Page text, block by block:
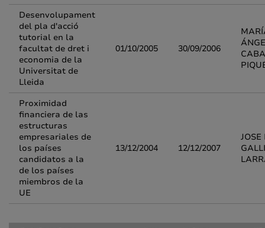
Desenvolupament
del pla d'acció
tutorial en la
facultat de dret i
economia de la
Universitat de
Lleida
01/10/2005 30/09/2006
Proximidad
financiera de las
estructuras
empresariales de
los países
candidatos a la
de los países
miembros de la
UE
13/12/2004 12/12/2007
JOSE